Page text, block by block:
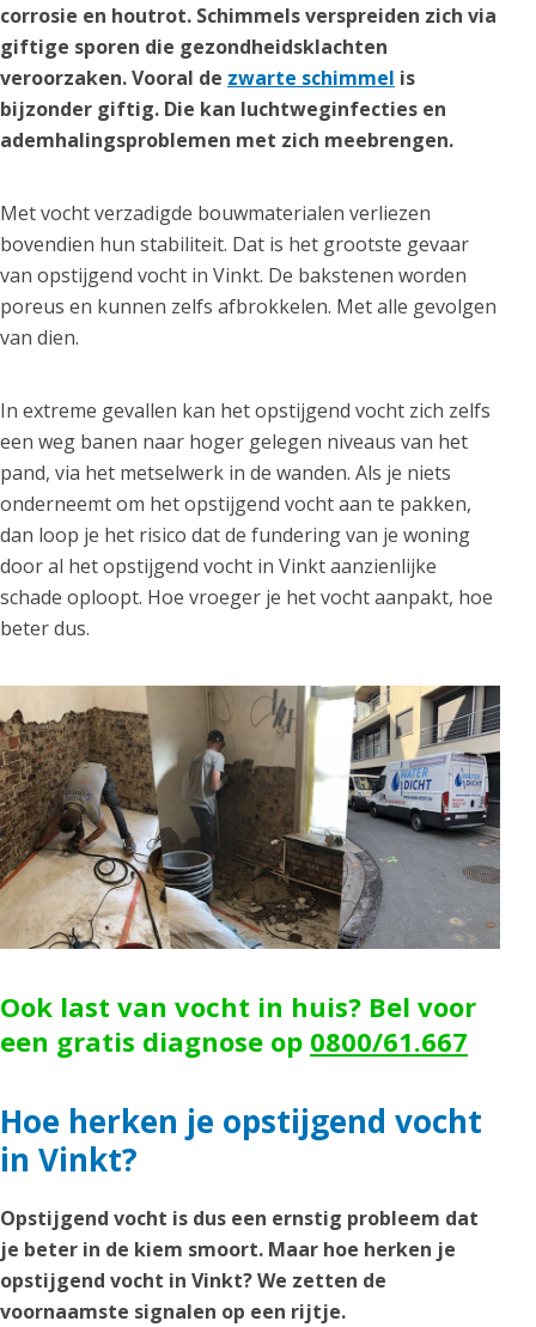
corrosie en houtrot. Schimmels verspreiden zich via
giftige sporen die gezondheidsklachten
veroorzaken. Vooral de zwarte schimmel is
bijzonder giftig. Die kan luchtweginfecties en
ademhalingsproblemen met zich meebrengen.
Met vocht verzadigde bouwmaterialen verliezen
bovendien hun stabiliteit. Dat is het grootste gevaar
van opstijgend vocht in Vinkt. De bakstenen worden
poreus en kunnen zelfs afbrokkelen. Met alle gevolgen
van dien.
In extreme gevallen kan het opstijgend vocht zich zelfs
een weg banen naar hoger gelegen niveaus van het
pand, via het metselwerk in de wanden. Als je niets
onderneemt om het opstijgend vocht aan te pakken,
dan loop je het risico dat de fundering van je woning
door al het opstijgend vocht in Vinkt aanzienlijke
schade oploopt. Hoe vroeger je het vocht aanpakt, hoe
beter dus.
Ook last van vocht in huis? Bel voor
een gratis diagnose op 0800/61.667
Hoe herken je opstijgend vocht
in Vinkt?
Opstijgend vocht is dus een ernstig probleem dat
je beter in de kiem smoort. Maar hoe herken je
opstijgend vocht in Vinkt? We zetten de
voornaamste signalen op een rijtje.